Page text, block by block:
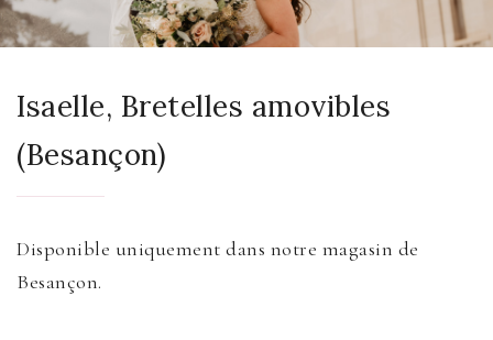
Isaelle, Bretelles amovibles
(Besançon)
Disponible uniquement dans notre magasin de
Besançon.